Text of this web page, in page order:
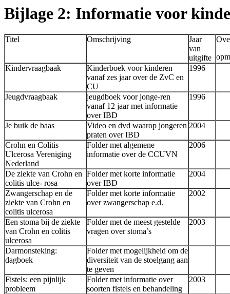
Bijlage 2: Informatie voor
Titel Omschrijving
Jaar
van
uitgifte
Kindervraagbaak
Kinderboek voor kinderen
vanaf zes jaar over de ZvC en
CU
1996
Jeugdvraagbaak
jeugdboek voor jonge-ren
vanaf 12 jaar met informatie
over IBD
1996
Je buik de baas
Video en dvd waarop jongeren
praten over IBD
2004
Crohn en Colitis
Ulcerosa Vereniging
Nederland
Folder met algemene
informatie over de CCUVN
2006
De ziekte van Crohn en
colitis ulce- rosa
Folder met korte informatie
over IBD
2004
Zwangerschap en de
ziekte van Crohn en
colitis ulcerosa
Folder met korte informatie
over zwanger­schap e.d.
2002
Een stoma bij de ziekte
van Crohn en colitis
ulcerosa
Folder met de meest gestelde
vragen over stoma’s
2003
Darmonsteking:
dagboek
Folder met mogelijkheid om de
diversiteit van de stoelgang aan
te geven
Fistels: een pijnlijk
probleem
Folder met informatie over
soorten fistels en behandeling
2003